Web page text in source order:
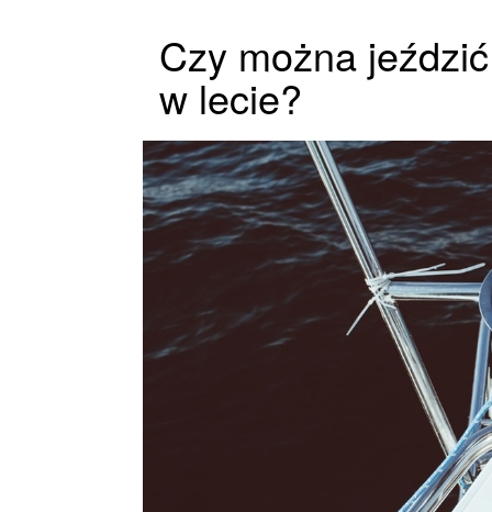
Czy można
w lecie?